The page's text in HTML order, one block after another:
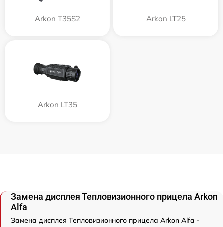
Arkon T35S2 Arkon LT25
Arkon LT35
Замена дисплея Тепловизионного прицела Arkon
Alfa
Замена дисплея Тепловизионного прицела Arkon Alfa -